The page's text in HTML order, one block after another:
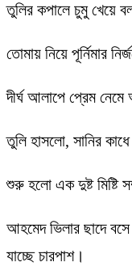
তুলির কপালে চুমু খেয়ে
তোমায় নিয়ে পূর্নিমার
দীর্ঘ আলাপে প্রেম
তুলি হাসলো, সানির
শুরু হলো এক দুষ্ট মিষ্টি
আহমেদ ভিলার ছাদে
যাচ্ছে চারপাশ।